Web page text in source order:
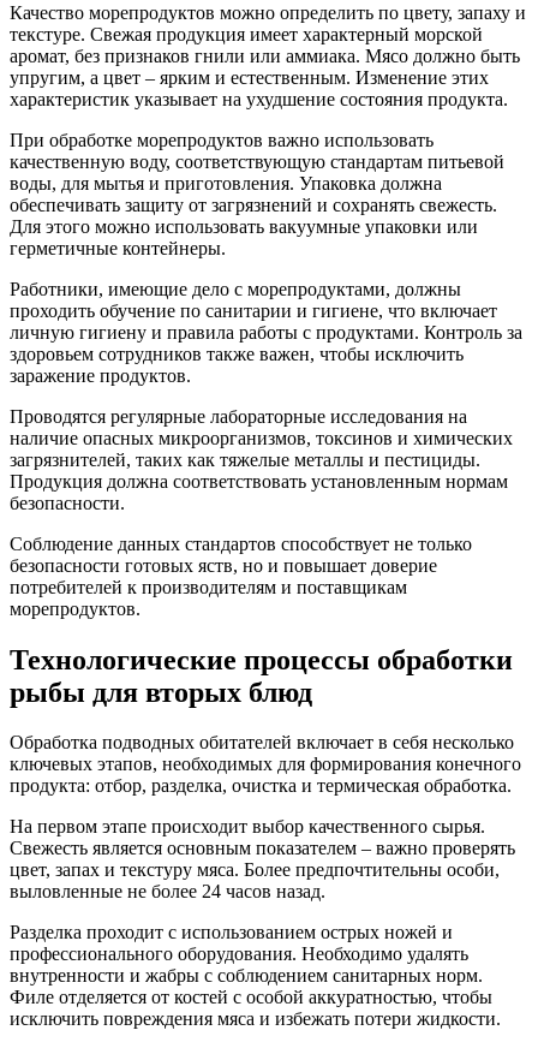
Качество морепродуктов можно определить по цвету, запаху и
текстуре. Свежая продукция имеет характерный морской
аромат, без признаков гнили или аммиака. Мясо должно быть
упругим, а цвет – ярким и естественным. Изменение этих
характеристик указывает на ухудшение состояния продукта.
При обработке морепродуктов важно использовать
качественную воду, соответствующую стандартам питьевой
воды, для мытья и приготовления. Упаковка должна
обеспечивать защиту от загрязнений и сохранять свежесть.
Для этого можно использовать вакуумные упаковки или
герметичные контейнеры.
Работники, имеющие дело с морепродуктами, должны
проходить обучение по санитарии и гигиене, что включает
личную гигиену и правила работы с продуктами. Контроль за
здоровьем сотрудников также важен, чтобы исключить
заражение продуктов.
Проводятся регулярные лабораторные исследования на
наличие опасных микроорганизмов, токсинов и химических
загрязнителей, таких как тяжелые металлы и пестициды.
Продукция должна соответствовать установленным нормам
безопасности.
Соблюдение данных стандартов способствует не только
безопасности готовых яств, но и повышает доверие
потребителей к производителям и поставщикам
морепродуктов.
Технологические процессы обработки
рыбы для вторых блюд
Обработка подводных обитателей включает в себя несколько
ключевых этапов, необходимых для формирования конечного
продукта: отбор, разделка, очистка и термическая обработка.
На первом этапе происходит выбор качественного сырья.
Свежесть является основным показателем – важно проверять
цвет, запах и текстуру мяса. Более предпочтительны особи,
выловленные не более 24 часов назад.
Разделка проходит с использованием острых ножей и
профессионального оборудования. Необходимо удалять
внутренности и жабры с соблюдением санитарных норм.
Филе отделяется от костей с особой аккуратностью, чтобы
исключить повреждения мяса и избежать потери жидкости.